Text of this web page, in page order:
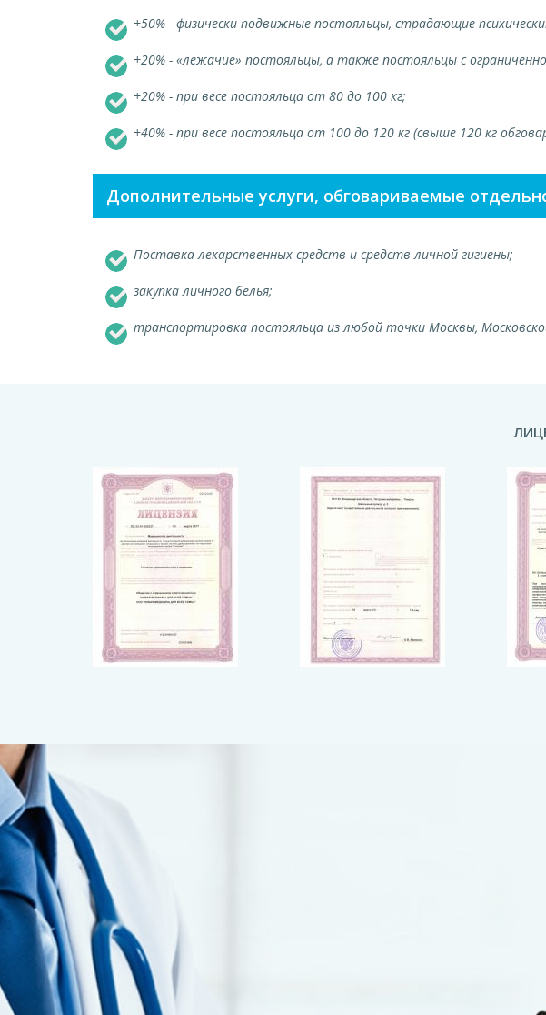
+50% - физически подвижные постояльцы, страдающие
+20% - «лежачие» постояльцы, а также постояльцы с
+20% - при весе постояльца от 80 до 100 кг;
+40% - при весе постояльца от 100 до 120 кг (свыше 120 кг
Дополнительные услуги, обговариваемые
Поставка лекарственных средств и средств личной гигиены;
закупка личного белья;
транспортировка постояльца из любой точки Москвы,